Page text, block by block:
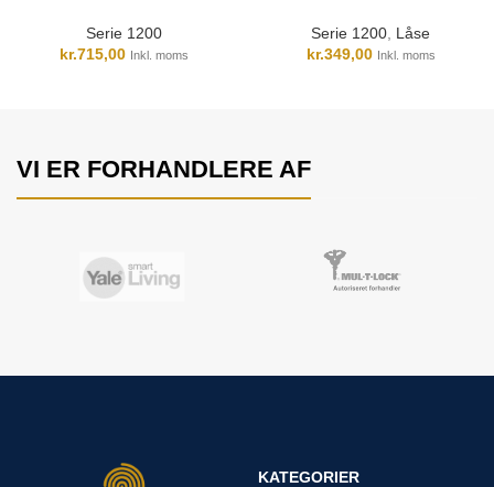
Serie 1200
kr.715,00 Inkl. moms
Serie 1200 Låse
kr.349,00 Inkl. moms
VI ER FORHANDLERE AF
KATEGORIER